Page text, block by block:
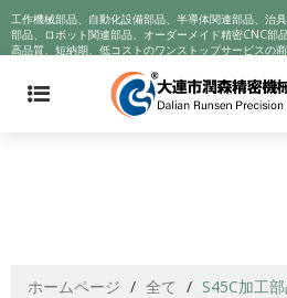
Announcement: Cyndar is tracking the
the COVID-19 crisis and improving best
business behaviors. We voluntarily reduce
through their sadness. We sincerely wish
工作機械部品、自動化設備部品、半導体関連部品、治
部品、ロボット関連部品、オーダーメイド精密CNC部
高品質、短納期、低コストのワンストップサービスの
ホームページ / 全て / S45C加工